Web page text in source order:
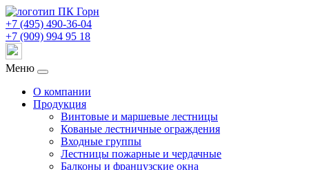
+7 (495) 490-36-04
+7 (909) 994 95 18
Меню
О компании
Продукция
Винтовые и маршевые лестницы
Кованые лестничные ограждения
Входные группы
Лестницы пожарные и чердачные
Балконы и французские окна